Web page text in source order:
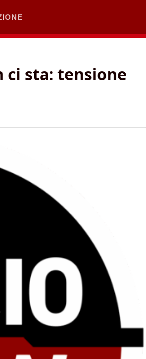
ci sta: tensione